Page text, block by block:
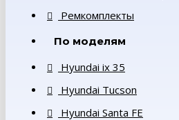
Ремкомплекты
По моделям
Hyundai ix 35
Hyundai Tucson
Hyundai Santa FE